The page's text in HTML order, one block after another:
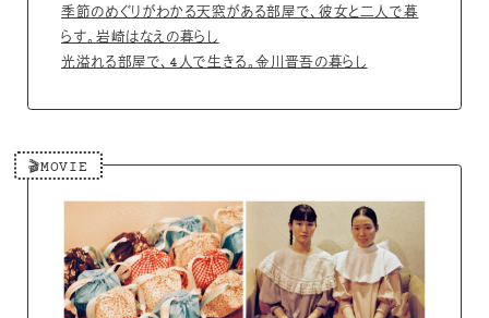
季節のめぐりがわかる天窓がある部屋で、彼女と二人で暮
らす。岩崎はなえの暮らし
光溢れる部屋で、4人で生きる。金川晋吾の暮らし
🎬️MOVIE